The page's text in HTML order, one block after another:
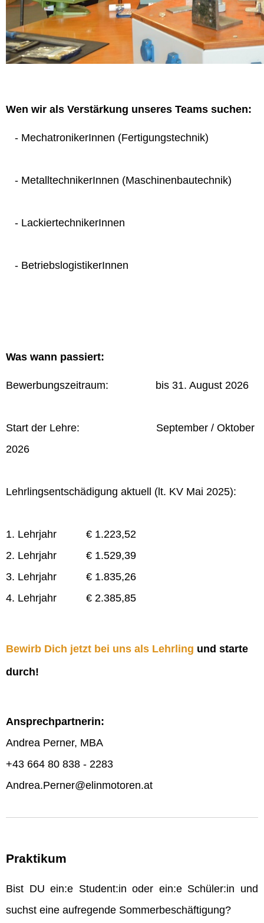
Wen wir als Verstärkung unseres Teams suchen:
- MechatronikerInnen (Fertigungstechnik)
- MetalltechnikerInnen (Maschinenbautechnik)
- LackiertechnikerInnen
- BetriebslogistikerInnen
Was wann passiert:
Bewerbungszeitraum: bis 31. August 2026
Start der Lehre: September / Oktober
2026
Lehrlingsentschädigung aktuell (lt. KV Mai 2025):
1. Lehrjahr € 1.223,52
2. Lehrjahr € 1.529,39
3. Lehrjahr € 1.835,26
4. Lehrjahr € 2.385,85
Bewirb Dich jetzt bei uns als Lehrling und starte
durch!
Ansprechpartnerin:
Andrea Perner, MBA
+43 664 80 838 - 2283
Andrea.Perner@elinmotoren.at
Praktikum
Bist DU ein:e Student:in oder ein:e Schüler:in und
suchst eine aufregende Sommerbeschäftigung?